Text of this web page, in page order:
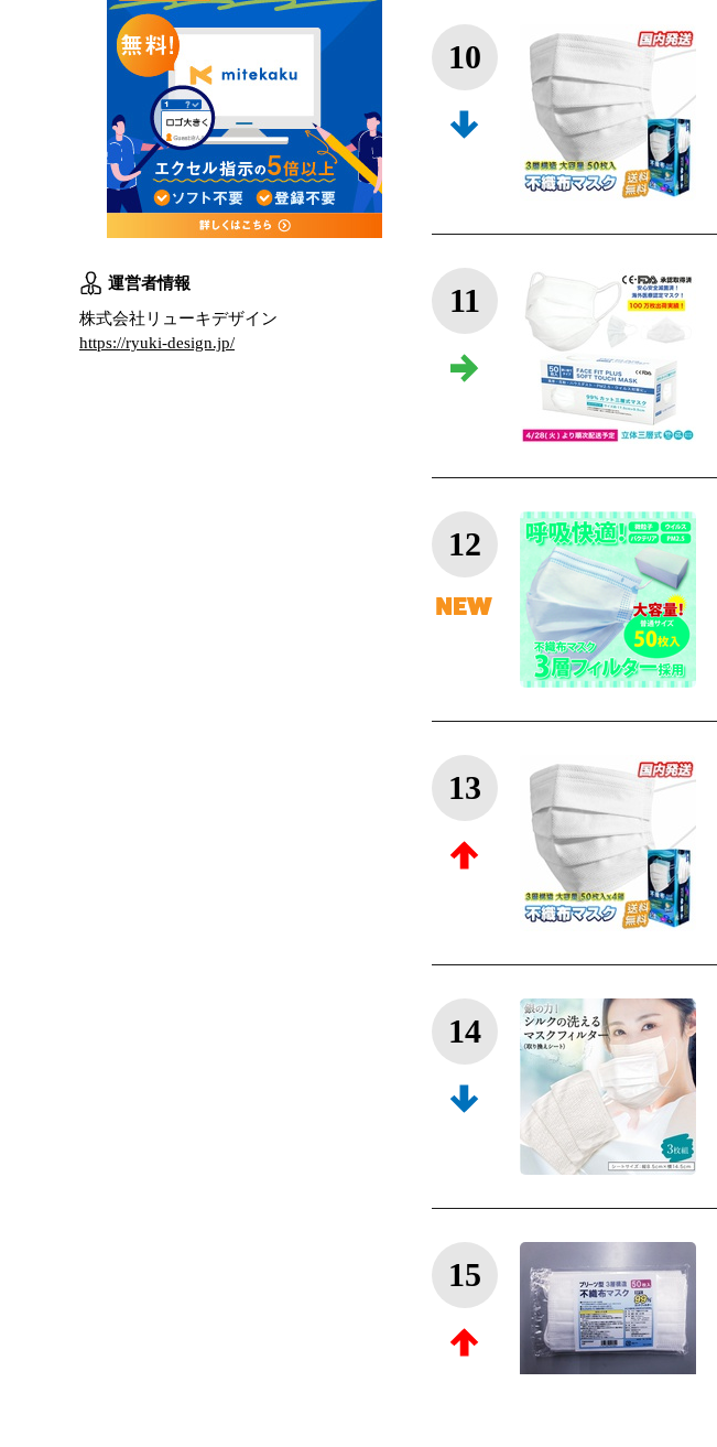
10
11
12
13
14
15
運営者情報
株式会社リューキデザイン
https://ryuki-design.jp/